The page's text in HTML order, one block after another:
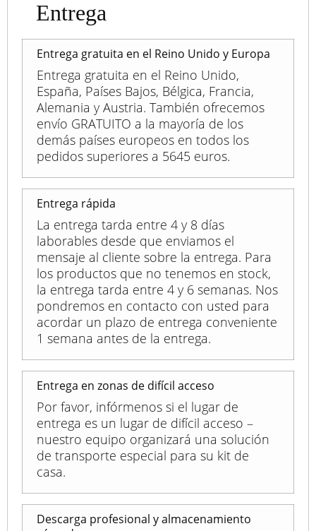
Entrega
Entrega gratuita en el Reino Unido y Europa
Entrega gratuita en el Reino Unido,
España, Países Bajos, Bélgica, Francia,
Alemania y Austria. También ofrecemos
envío GRATUITO a la mayoría de los
demás países europeos en todos los
pedidos superiores a 5645 euros.
Entrega rápida
La entrega tarda entre 4 y 8 días
laborables desde que enviamos el
mensaje al cliente sobre la entrega. Para
los productos que no tenemos en stock,
la entrega tarda entre 4 y 6 semanas. Nos
pondremos en contacto con usted para
acordar un plazo de entrega conveniente
1 semana antes de la entrega.
Entrega en zonas de difícil acceso
Por favor, infórmenos si el lugar de
entrega es un lugar de difícil acceso –
nuestro equipo organizará una solución
de transporte especial para su kit de
casa.
Descarga profesional y almacenamiento